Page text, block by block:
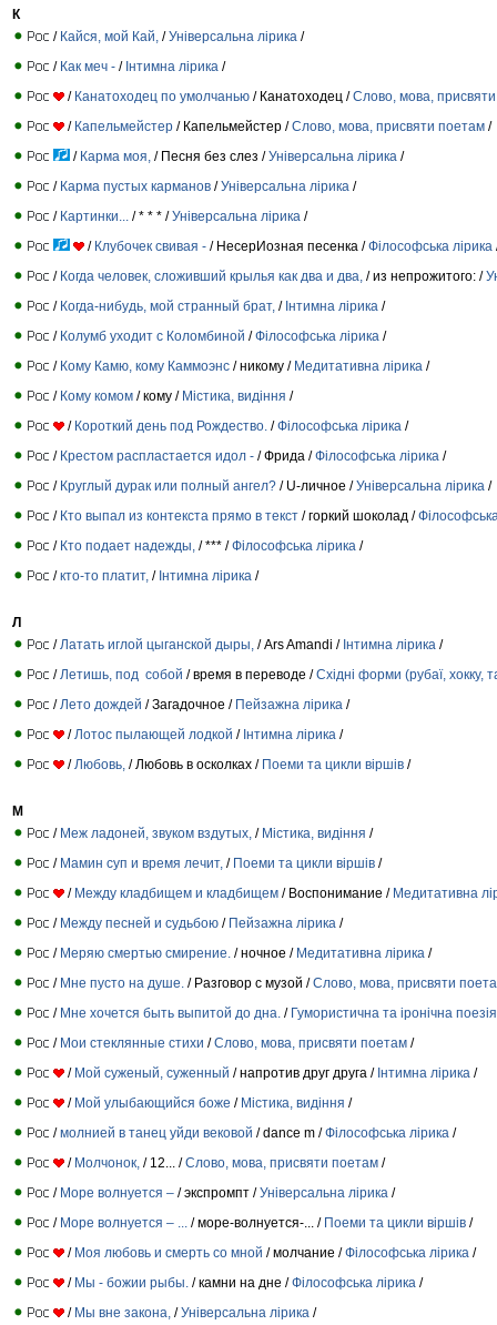
К
/ Кайся, мой Кай, /Універсальна лірика /
/ Как меч - / Інтимна лірика /
/ Канатоходец по умолчанью / Канатоходец /Слово, мова,
/ Капельмейстер / Капельмейстер /Слово, мова, присвяти поетам /
/ Карма моя, / Песня без слез /Універсальна лірика /
/ Карма пустых карманов /Універсальна лірика /
/ Картинки... / * * * /Універсальна лірика /
/ Клубочек свивая - / НесерИoзная песенка /Філософська лірика
/ Когда человек, сложивший крылья как два и два, / из непрожитого: /
/ Когда-нибудь, мой странный брат, / Інтимна лірика /
/ Колумб уходит с Коломбиной /Філософська лірика /
/ Кому Камю, кому Каммоэнс / никому / Медитативна лірика /
/ Кому комом / кому / Містика, видіння /
/ Короткий день под Рождество. /Філософська лірика /
/ Крестом распластается идол - / Фрида /Філософська лірика /
/ Круглый дурак или полный ангел? / U-личное /Універсальна лірика /
/ Кто выпал из контекста прямо в текст / горкий шоколад /
/ Кто подает надежды, / *** /Філософська лірика /
/кто-то платит, / Інтимна лірика /
Л
/ Латать иглой цыганской дыры, / Ars Amandi / Інтимна лірика /
/ Летишь, под собой / время в переводе /Східні форми (рубаї, хокку,
/ Лето дождей / Загадочное / Пейзажна лірика /
/ Лотос пылающей лодкой / Інтимна лірика /
/ Любовь, / Любовь в осколках / Поеми та цикли віршів /
М
/ Мeж ладоней, звуком вздутых, / Містика, видіння /
/ Мамин суп и время лечит, / Поеми та цикли віршів /
/ Между кладбищем и кладбищем / Воспонимание / Медитативна
/ Между песней и судьбою / Пейзажна лірика /
/ Меряю смертью смирение. / ночное / Медитативна лірика /
/ Мне пусто на душе. / Разговор с музой /Слово, мова, присвяти
/ Мне хочется быть выпитой до дна. / Гумористична та іронічна поезія
/ Мои стеклянные стихи /Слово, мова, присвяти поетам /
/ Мой суженый, суженный / напротив друг друга / Інтимна лірика /
/ Мой улыбающийся боже / Містика, видіння /
/молнией в танец уйди вековой / dance m /Філософська лірика /
/ Молчонок, / 12... /Слово, мова, присвяти поетам /
/ Море волнуется – / экспромпт /Універсальна лірика /
/ Море волнуется – ... / море-волнуется-... / Поеми та цикли віршів /
/ Моя любовь и смерть со мной / молчание /Філософська лірика /
/ Мы - божии рыбы. / камни на дне /Філософська лірика /
/ Мы вне закона, /Універсальна лірика /